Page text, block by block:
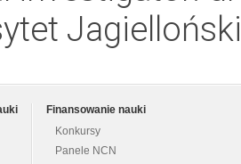
Finansowanie nauki
Konkursy
Panele NCN